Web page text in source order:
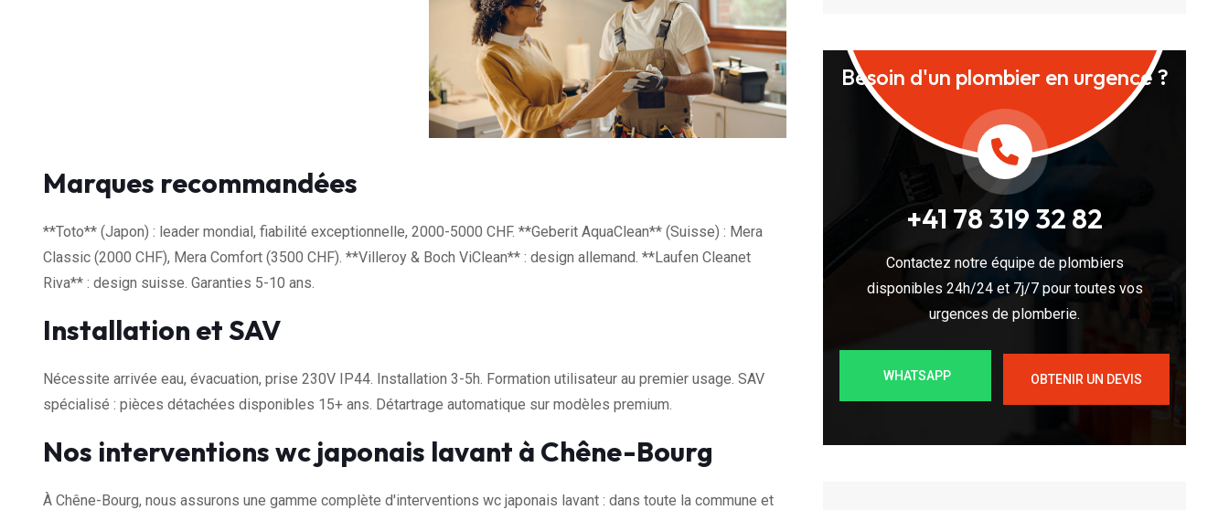
Marques recommandées
**Toto** (Japon) : leader mondial, fiabilité exceptionnelle, 2000-5000 CHF. **Geberit AquaClean** (Suisse) : Mera
Classic (2000 CHF), Mera Comfort (3500 CHF). **Villeroy & Boch ViClean** : design allemand. **Laufen Cleanet
Riva** : design suisse. Garanties 5-10 ans.
Installation et SAV
Nécessite arrivée eau, évacuation, prise 230V IP44. Installation 3-5h. Formation utilisateur au premier usage. SAV
spécialisé : pièces détachées disponibles 15+ ans. Détartrage automatique sur modèles premium.
Nos interventions wc japonais lavant à Chêne-Bourg
À Chêne-Bourg, nous assurons une gamme complète d'interventions wc japonais lavant : dans toute la commune et
Besoin d'un plombier en urgence ?
+41 78 319 32 82
Contactez notre équipe de plombiers
disponibles 24h/24 et 7j/7 pour toutes vos
urgences de plomberie.
WHATSAPP OBTENIR UN DEVIS